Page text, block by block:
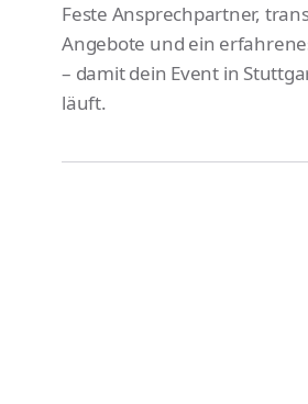
Feste Ansprechpartner,
Angebote und ein
– damit dein Event in
läuft.